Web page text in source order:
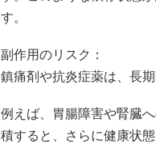
す。
副作用のリスク：
鎮痛剤や抗炎症薬は、長
例えば、胃腸障害や腎臓
積すると、さらに健康状